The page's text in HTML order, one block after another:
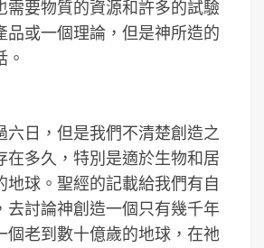
需要物質的資源和許多的試驗
品或一個理論，但是神所造的
六日，但是我們不清楚創造之
在多久，特別是適於生物和居
地球。聖經的記載給我們有自
去討論神創造一個只有幾千年
個老到數十億歲的地球，在祂